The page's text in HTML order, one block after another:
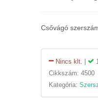
Csővágó
Nincs klt.
Cikkszám: 4500
Kategória: